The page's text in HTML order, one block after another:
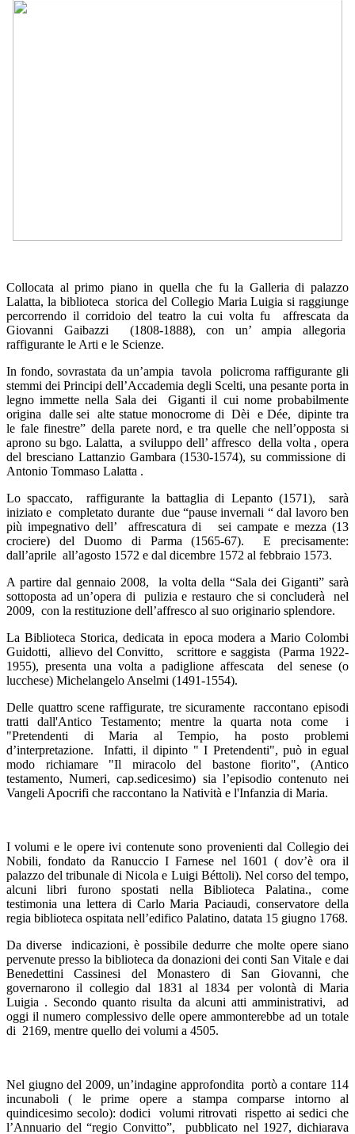
Collocata al primo piano in quella che fu la Galleria di palazzo
Lalatta, la biblioteca storica del Collegio Maria Luigia si raggiunge
percorrendo il corridoio del teatro la cui volta fu affrescata da
Giovanni Gaibazzi (1808-1888), con un’ ampia allegoria
raffigurante le Arti e le Scienze.
In fondo, sovrastata da un’ampia tavola policroma raffigurante gli
stemmi dei Principi dell’Accademia degli Scelti, una pesante porta in
legno immette nella Sala dei Giganti il cui nome probabilmente
origina dalle sei alte statue monocrome di Dèi e Dée, dipinte tra
le fale finestre” della parete nord, e tra quelle che nell’opposta si
aprono su bgo. Lalatta, a sviluppo dell’ affresco della volta , opera
del bresciano Lattanzio Gambara (1530-1574), su commissione di
Antonio Tommaso Lalatta .
Lo spaccato, raffigurante la battaglia di Lepanto (1571), sarà
iniziato e completato durante due “pause invernali “ dal lavoro ben
più impegnativo dell’ affrescatura di sei campate e mezza (13
crociere) del Duomo di Parma (1565-67). E precisamente:
dall’aprile all’agosto 1572 e dal dicembre 1572 al febbraio 1573.
A partire dal gennaio 2008, la volta della “Sala dei Giganti” sarà
sottoposta ad un’opera di pulizia e restauro che si concluderà nel
2009, con la restituzione dell’affresco al suo originario splendore.
La Biblioteca Storica, dedicata in epoca modera a Mario Colombi
Guidotti, allievo del Convitto, scrittore e saggista (Parma 1922-
1955), presenta una volta a padiglione affescata del senese (o
lucchese) Michelangelo Anselmi (1491-1554).
Delle quattro scene raffigurate, tre sicuramente raccontano episodi
tratti dall'Antico Testamento; mentre la quarta nota come i
"Pretendenti di Maria al Tempio, ha posto problemi
d’interpretazione. Infatti, il dipinto " I Pretendenti", può in egual
modo richiamare "Il miracolo del bastone fiorito", (Antico
testamento, Numeri, cap.sedicesimo) sia l’episodio contenuto nei
Vangeli Apocrifi che raccontano la Natività e l'Infanzia di Maria.
I volumi e le opere ivi contenute sono provenienti dal Collegio dei
Nobili, fondato da Ranuccio I Farnese nel 1601 ( dov’è ora il
palazzo del tribunale di Nicola e Luigi Béttoli). Nel corso del tempo,
alcuni libri furono spostati nella Biblioteca Palatina., come
testimonia una lettera di Carlo Maria Paciaudi, conservatore della
regia biblioteca ospitata nell’edifico Palatino, datata 15 giugno 1768.
Da diverse indicazioni, è possibile dedurre che molte opere siano
pervenute presso la biblioteca da donazioni dei conti San Vitale e dai
Benedettini Cassinesi del Monastero di San Giovanni, che
governarono il collegio dal 1831 al 1834 per volontà di Maria
Luigia . Secondo quanto risulta da alcuni atti amministrativi, ad
oggi il numero complessivo delle opere ammonterebbe ad un totale
di 2169, mentre quello dei volumi a 4505.
Nel giugno del 2009, un’indagine approfondita portò a contare 114
incunaboli ( le prime opere a stampa comparse intorno al
quindicesimo secolo): dodici volumi ritrovati rispetto ai sedici che
l’Annuario del “regio Convitto”, pubblicato nel 1927, dichiarava